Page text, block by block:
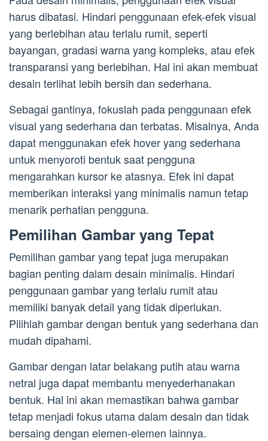
harus dibatasi. Hindari penggunaan efek-efek visual
yang berlebihan atau terlalu rumit, seperti
bayangan, gradasi warna yang kompleks, atau efek
transparansi yang berlebihan. Hal ini akan membuat
desain terlihat lebih bersih dan sederhana.
Sebagai gantinya, fokuslah pada penggunaan efek
visual yang sederhana dan terbatas. Misalnya, Anda
dapat menggunakan efek hover yang sederhana
untuk menyoroti bentuk saat pengguna
mengarahkan kursor ke atasnya. Efek ini dapat
memberikan interaksi yang minimalis namun tetap
menarik perhatian pengguna.
Pemilihan Gambar yang Tepat
Pemilihan gambar yang tepat juga merupakan
bagian penting dalam desain minimalis. Hindari
penggunaan gambar yang terlalu rumit atau
memiliki banyak detail yang tidak diperlukan.
Pilihlah gambar dengan bentuk yang sederhana dan
mudah dipahami.
Gambar dengan latar belakang putih atau warna
netral juga dapat membantu menyederhanakan
bentuk. Hal ini akan memastikan bahwa gambar
tetap menjadi fokus utama dalam desain dan tidak
bersaing dengan elemen-elemen lainnya.